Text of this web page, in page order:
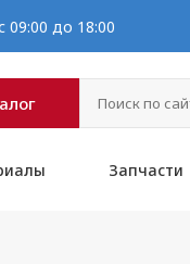
до 18:00
Запчасти